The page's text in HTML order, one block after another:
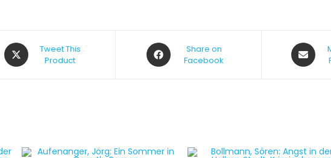
Tweet This
Product
Share on
Facebook